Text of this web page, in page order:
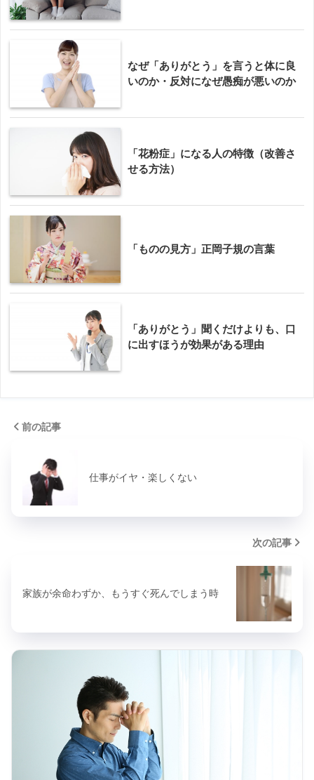
なぜ「ありがとう」を言うと体に良
いのか・反対になぜ愚痴が悪いのか
「花粉症」になる人の特徴（改善さ
せる方法）
「ものの見方」正岡子規の言葉
「ありがとう」聞くだけよりも、口
に出すほうが効果がある理由
前の記事
仕事がイヤ・楽しくない
次の記事
家族が余命わずか、もうすぐ死んでしまう時